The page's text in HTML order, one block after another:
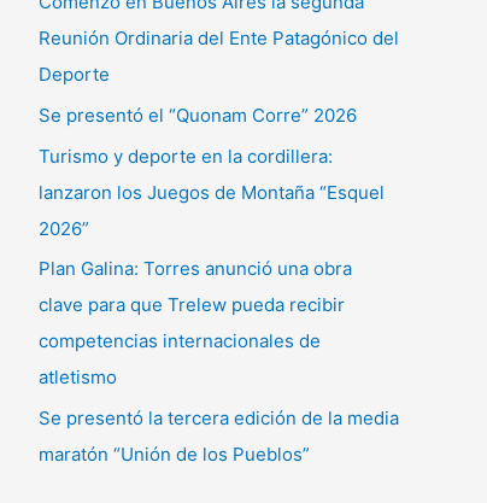
r
p
Reunión Ordinaria del Ente Patagónico del
Deporte
Se presentó el “Quonam Corre” 2026
Turismo y deporte en la cordillera:
lanzaron los Juegos de Montaña “Esquel
2026”
Plan Galina: Torres anunció una obra
clave para que Trelew pueda recibir
competencias internacionales de
atletismo
Se presentó la tercera edición de la media
maratón “Unión de los Pueblos”